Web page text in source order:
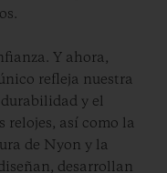
Y ahora,
refleja nuestra
y el
relojes, así como la
de Nyon y la
desarrollan